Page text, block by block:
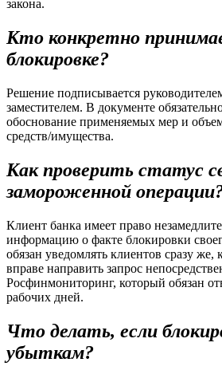
закона.
Кто конкретно
блокировке?
Решение подписывается
заместителем. В документе
обоснование применяемых мер и
средств/имущества.
Как проверить статус
замороженной
Клиент банка имеет право
информацию о факте блокировки
обязан уведомлять клиентов сразу же,
вправе направить запрос
Росфинмониторинг, который обязан
рабочих дней.
Что делать, если
убыткам?